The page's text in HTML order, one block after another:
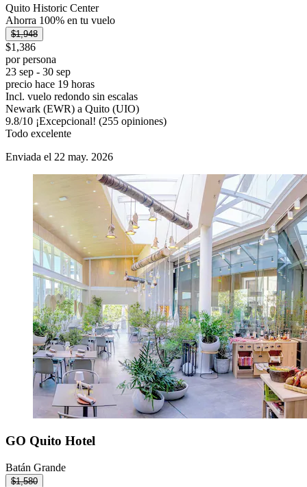
Quito Historic Center
Ahorra 100% en tu vuelo
$1,948
$1,386
por persona
23 sep - 30 sep
precio hace 19 horas
Incl. vuelo redondo sin escalas
Newark (EWR) a Quito (UIO)
9.8/10 ¡Excepcional! (255 opiniones)
Todo excelente
Enviada el 22 may. 2026
GO Quito Hotel
Batán Grande
$1,580